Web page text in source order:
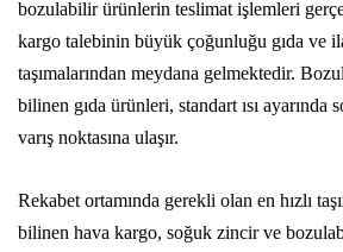
bozulabilir ürünlerin teslimat işlemleri
kargo talebinin büyük çoğunluğu gıda ve
taşımalarından meydana gelmektedir.
bilinen gıda ürünleri, standart ısı
varış noktasına ulaşır.
Rekabet ortamında gerekli olan en hızlı
bilinen hava kargo, soğuk zincir ve